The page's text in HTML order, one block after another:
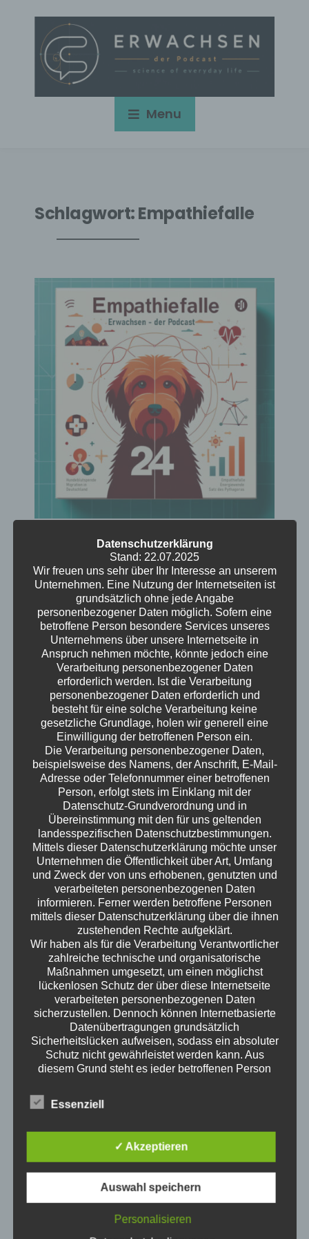
Menu
Schlagwort:Empathiefalle
In dieser Episode sprechen Ute und Kristof
über Hundeblutspende, denn Studiohund
Milow ist nun als Spender qualifiziert. Sie teilen
Erlebnisse von einer Podcast-Konferenz und
diskutieren das Thema Migration – mit einem
scharfen Blick auf Empathie und die
'Empathiefalle'. Dazu spannende News: die
Eisenbatterie für die Energiewende und
Mathe-Genies im Pythagoras-Test.
Erwachsen – der Podcast
science of everyday life
Wann ist man erwachsen? Wenn man an der
Wursttheke keine Wurst mehr auf die Hand
angeboten bekommt? Wenn man spät abends
Fehler F 23 des Geschirrspülers googelt? Wie ist
Erwachsen sein? Welche Themen interessieren
Erwachsene? Kristof ist ausgewiesener
Erwachsener und redet darüber.
Klimawandel für Erwachsene
4. August 2026
1Stunde3Minuten
Bürgergeld
3. März 2026
Datenschutzerklärung
Stand: 22.07.2025
Wir freuen uns sehr über Ihr Interesse an unserem
Unternehmen. Eine Nutzung der Internetseiten ist
grundsätzlich ohne jede Angabe
personenbezogener Daten möglich. Sofern eine
betroffene Person besondere Services unseres
Unternehmens über unsere Internetseite in
Anspruch nehmen möchte, könnte jedoch eine
Verarbeitung personenbezogener Daten
erforderlich werden. Ist die Verarbeitung
personenbezogener Daten erforderlich und
besteht für eine solche Verarbeitung keine
gesetzliche Grundlage, holen wir generell eine
Einwilligung der betroffenen Person ein.
Die Verarbeitung personenbezogener Daten,
beispielsweise des Namens, der Anschrift, E-Mail-
Adresse oder Telefonnummer einer betroffenen
Person, erfolgt stets im Einklang mit der
Datenschutz-Grundverordnung und in
Übereinstimmung mit den für uns geltenden
landesspezifischen Datenschutzbestimmungen.
Mittels dieser Datenschutzerklärung möchte unser
Unternehmen die Öffentlichkeit über Art, Umfang
und Zweck der von uns erhobenen, genutzten und
verarbeiteten personenbezogenen Daten
informieren. Ferner werden betroffene Personen
mittels dieser Datenschutzerklärung über die ihnen
zustehenden Rechte aufgeklärt.
Wir haben als für die Verarbeitung Verantwortlicher
zahlreiche technische und organisatorische
Maßnahmen umgesetzt, um einen möglichst
lückenlosen Schutz der über diese Internetseite
verarbeiteten personenbezogenen Daten
sicherzustellen. Dennoch können Internetbasierte
Datenübertragungen grundsätzlich
Sicherheitslücken aufweisen, sodass ein absoluter
Schutz nicht gewährleistet werden kann. Aus
diesem Grund steht es jeder betroffenen Person
alternativen Wegen, beispielsweise telefonisch, an
Die Datenschutzerklärung beruht auf den
Begrifflichkeiten, die durch den Europäischen
Richtlinien- und Verordnungsgeber beim Erlass
der Datenschutz-Grundverordnung (DS-GVO)
verwendet wurden. Unsere Datenschutzerklärung
soll sowohl für die Öffentlichkeit als auch für
Essenziell
✓ Akzeptieren
Auswahl speichern
Personalisieren